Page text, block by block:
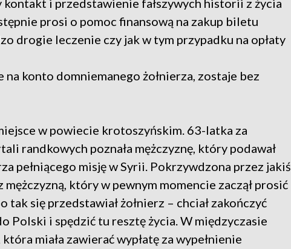
i przedstawienie fałszywych historii z życia
prosi o pomoc finansową na zakup biletu
drogie leczenie czy jak w tym przypadku na opłaty
konto domniemanego żołnierza, zostaje bez
w powiecie krotoszyńskim. 63-latka za
randkowych poznała mężczyznę, który podawał
pełniącego misję w Syrii. Pokrzywdzona przez jakiś
mężczyzną, który w pewnym momencie zaczął prosić
tak się przedstawiał żołnierz – chciał zakończyć
Polski i spędzić tu resztę życia. W międzyczasie
miała zawierać wypłatę za wypełnienie